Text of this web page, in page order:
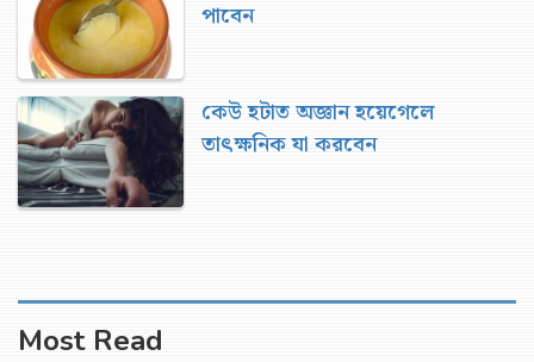
পাবেন
কেউ হটাত অজ্ঞান হয়েগেলে
তাৎক্ষনিক যা করবেন
Most Read